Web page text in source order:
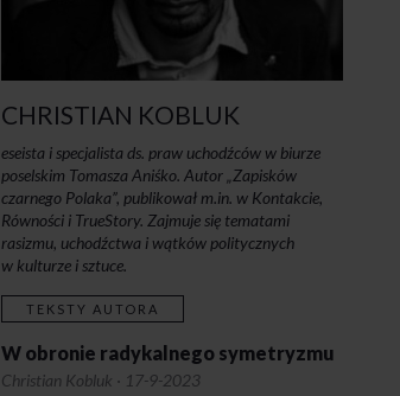
CHRISTIAN KOBLUK
eseista i specjalista ds. praw uchodźców w biurze
poselskim Tomasza Aniśko. Autor „Zapisków
czarnego Polaka”, publikował m.in. w Kontakcie,
Równości i TrueStory. Zajmuje się tematami
rasizmu, uchodźctwa i wątków politycznych
w kulturze i sztuce.
TEKSTY AUTORA
W obronie radykalnego symetryzmu
Christian Kobluk · 17-9-2023